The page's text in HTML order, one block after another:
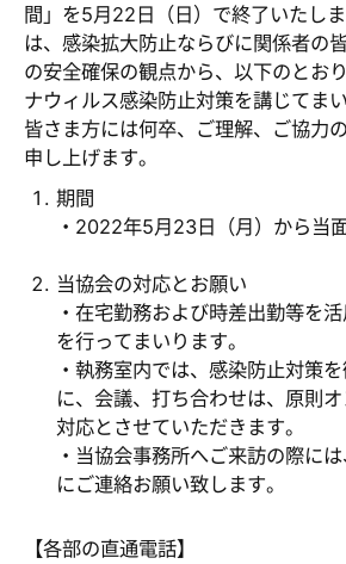
間」を5月22日（日）で終了いたし
は、感染拡大防止ならびに関係者の
の安全確保の観点から、以下のとお
ナウィルス感染防止対策を講じてま
皆さま方には何卒、ご理解、ご協力
申し上げます。
期間
・2022年5月23日（月）から当
当協会の対応とお願い
・在宅勤務および時差出勤等を
を行ってまいります。
・執務室内では、感染防止対策
に、会議、打ち合わせは、原則
対応とさせていただきます。
・当協会事務所へご来訪の際に
にご連絡お願い致します。
【各部の直通電話】